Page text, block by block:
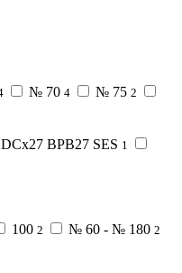
№ 70 4 № 75 2
DCx27 BPB27 SES 1
100 2 № 60 - № 180 2